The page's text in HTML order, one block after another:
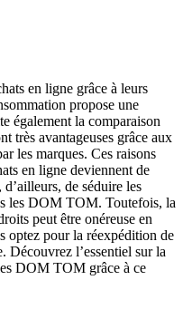
en ligne grâce à leurs
propose une
également la comparaison
très avantageuses grâce aux
les marques. Ces raisons
en ligne deviennent de
de séduire les
les DOM TOM. Toutefois, la
peut être onéreuse en
optez pour la réexpédition de
Découvrez l’essentiel sur la
DOM TOM grâce à ce